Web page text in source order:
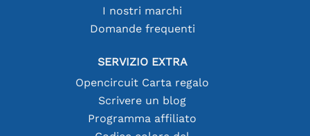
I nostri marchi
Domande frequenti
SERVIZIO EXTRA
Opencircuit Carta regalo
Scrivere un blog
Programma affiliato